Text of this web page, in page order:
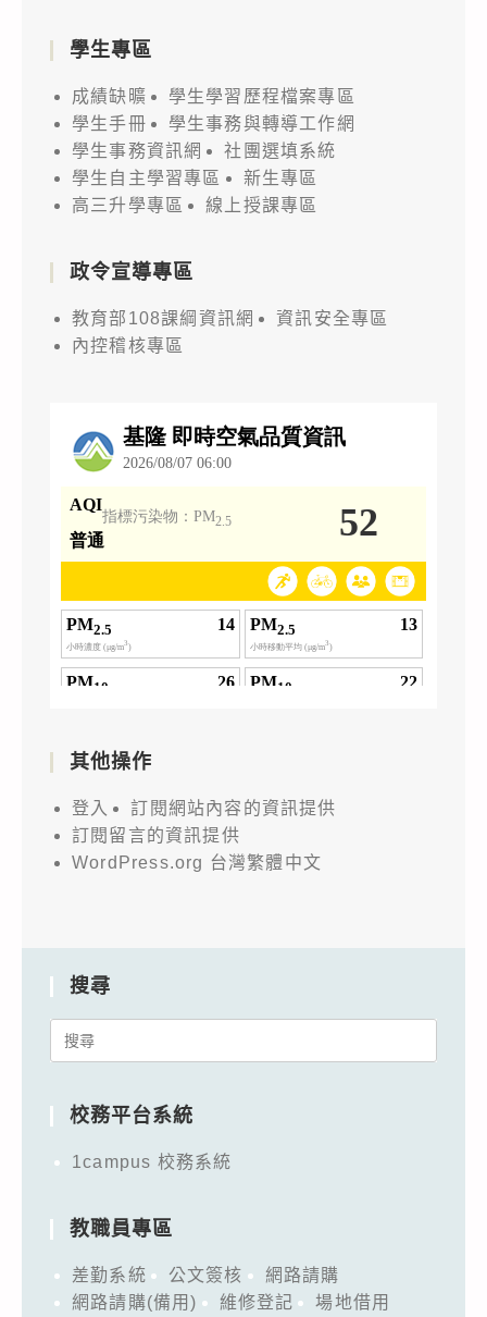
學生專區
成績缺曠
學生學習歷程檔案專區
學生手冊
學生事務與轉導工作網
學生事務資訊網
社團選填系統
學生自主學習專區
新生專區
高三升學專區
線上授課專區
政令宣導專區
教育部108課綱資訊網
資訊安全專區
內控稽核專區
其他操作
登入
訂閱網站內容的資訊提供
訂閱留言的資訊提供
WordPress.org 台灣繁體中文
搜尋
Search
校務平台系統
1campus 校務系統
教職員專區
差勤系統 公文簽核
網路請購
網路請購(備用)
維修登記
場地借用